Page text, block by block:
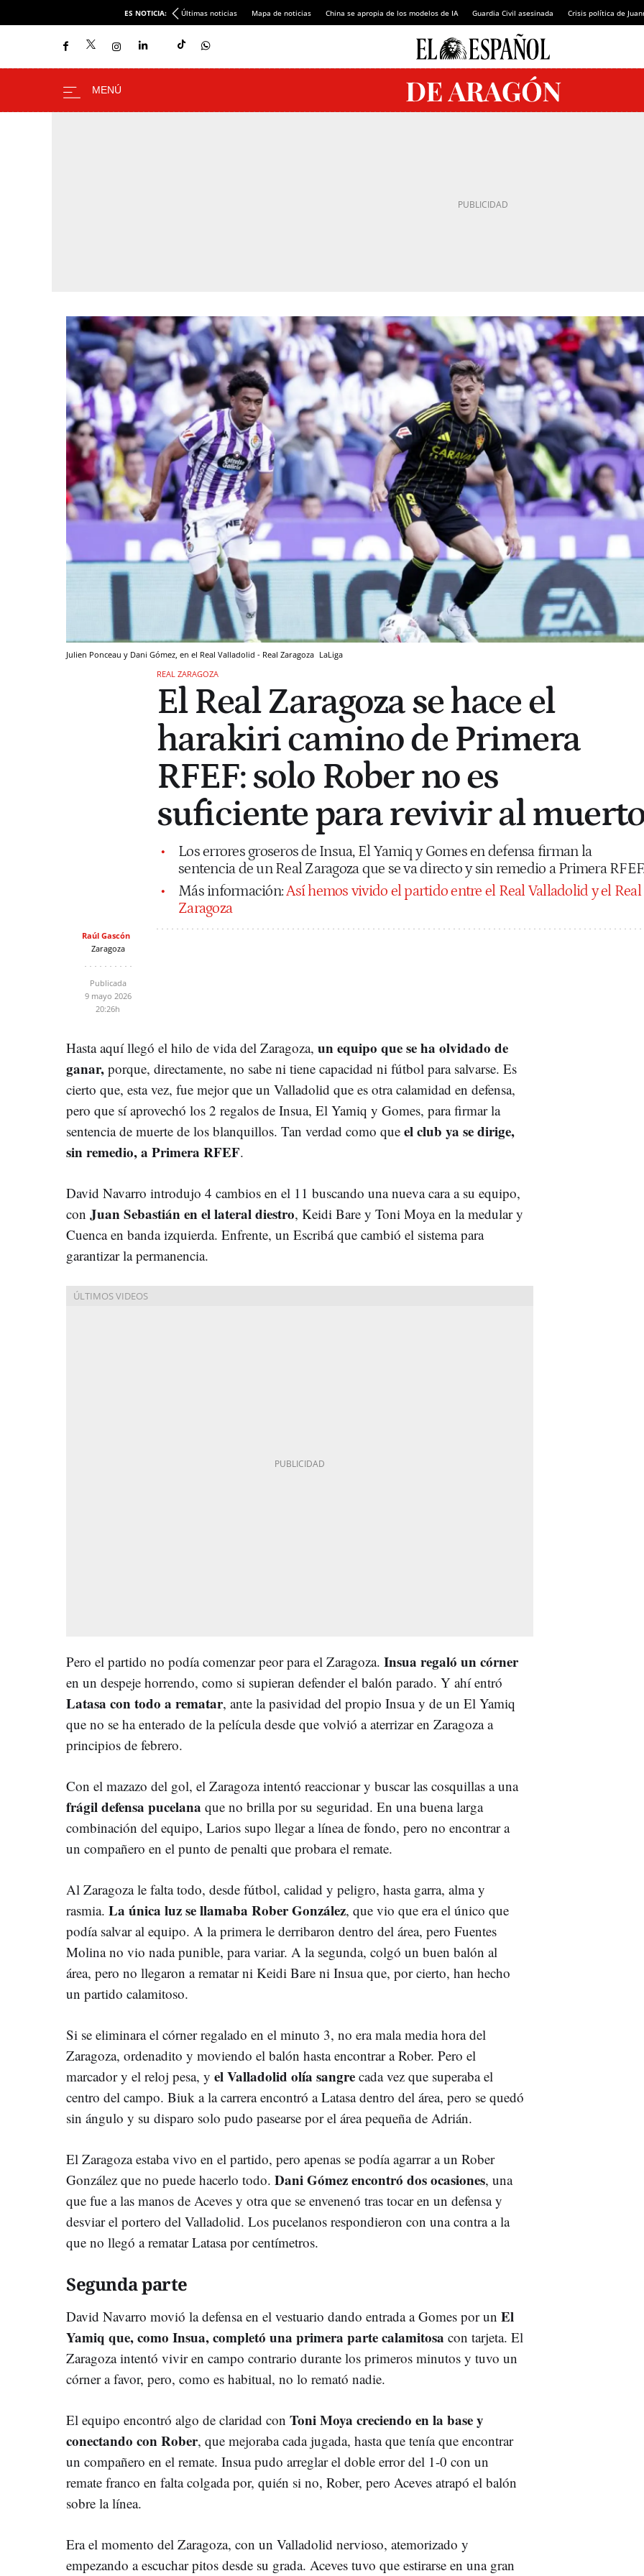
ES NOTICIA: Últimas noticias Mapa de noticias China se apropia de los modelos de IA Guardia Civil asesinada Crisis política de
Julien Ponceau y Dani Gómez, en el Real Valladolid - Real Zaragoza LaLiga
REAL ZARAGOZA
El Real Zaragoza se hace el
harakiri camino de Primera
RFEF: solo Rober no es
suficiente para revivir al
Los errores groseros de Insua, El Yamiq y Gomes en defensa firman la
sentencia de un Real Zaragoza que se va directo y sin remedio a Primera
Más información:Así hemos vivido el partido entre el Real Valladolid y el Real
Zaragoza
Raúl Gascón
Zaragoza
Publicada
9 mayo 2026
20:26h
Hasta aquí llegó el hilo de vida del Zaragoza, un equipo que se ha olvidado de
ganar, porque, directamente, no sabe ni tiene capacidad ni fútbol para salvarse. Es
cierto que, esta vez, fue mejor que un Valladolid que es otra calamidad en defensa,
pero que sí aprovechó los 2 regalos de Insua, El Yamiq y Gomes, para firmar la
sentencia de muerte de los blanquillos. Tan verdad como que el club ya se dirige,
sin remedio, a Primera RFEF.
David Navarro introdujo 4 cambios en el 11 buscando una nueva cara a su equipo,
con Juan Sebastián en el lateral diestro, Keidi Bare y Toni Moya en la medular y
Cuenca en banda izquierda. Enfrente, un Escribá que cambió el sistema para
garantizar la permanencia.
Pero el partido no podía comenzar peor para el Zaragoza. Insua regaló un córner
en un despeje horrendo, como si supieran defender el balón parado. Y ahí entró
Latasa con todo a rematar, ante la pasividad del propio Insua y de un El Yamiq
que no se ha enterado de la película desde que volvió a aterrizar en Zaragoza a
principios de febrero.
Con el mazazo del gol, el Zaragoza intentó reaccionar y buscar las cosquillas a una
frágil defensa pucelana que no brilla por su seguridad. En una buena larga
combinación del equipo, Larios supo llegar a línea de fondo, pero no encontrar a
un compañero en el punto de penalti que probara el remate.
Al Zaragoza le falta todo, desde fútbol, calidad y peligro, hasta garra, alma y
rasmia. La única luz se llamaba Rober González, que vio que era el único que
podía salvar al equipo. A la primera le derribaron dentro del área, pero Fuentes
Molina no vio nada punible, para variar. A la segunda, colgó un buen balón al
área, pero no llegaron a rematar ni Keidi Bare ni Insua que, por cierto, han hecho
un partido calamitoso.
Si se eliminara el córner regalado en el minuto 3, no era mala media hora del
Zaragoza, ordenadito y moviendo el balón hasta encontrar a Rober. Pero el
marcador y el reloj pesa, y el Valladolid olía sangre cada vez que superaba el
centro del campo. Biuk a la carrera encontró a Latasa dentro del área, pero se quedó
sin ángulo y su disparo solo pudo pasearse por el área pequeña de Adrián.
El Zaragoza estaba vivo en el partido, pero apenas se podía agarrar a un Rober
González que no puede hacerlo todo. Dani Gómez encontró dos ocasiones, una
que fue a las manos de Aceves y otra que se envenenó tras tocar en un defensa y
desviar el portero del Valladolid. Los pucelanos respondieron con una contra a la
que no llegó a rematar Latasa por centímetros.
Segunda parte
David Navarro movió la defensa en el vestuario dando entrada a Gomes por un El
Yamiq que, como Insua, completó una primera parte calamitosa con tarjeta. El
Zaragoza intentó vivir en campo contrario durante los primeros minutos y tuvo un
córner a favor, pero, como es habitual, no lo remató nadie.
El equipo encontró algo de claridad con Toni Moya creciendo en la base y
conectando con Rober, que mejoraba cada jugada, hasta que tenía que encontrar
un compañero en el remate. Insua pudo arreglar el doble error del 1-0 con un
remate franco en falta colgada por, quién si no, Rober, pero Aceves atrapó el balón
sobre la línea.
Era el momento del Zaragoza, con un Valladolid nervioso, atemorizado y
empezando a escuchar pitos desde su grada. Aceves tuvo que estirarse en una gran